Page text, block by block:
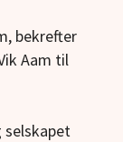
bekrefter
Aam til
selskapet